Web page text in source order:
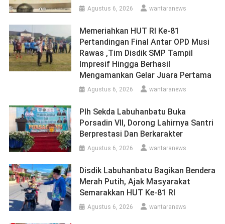
Agustus 6, 2026 wantaranews
Memeriahkan HUT RI Ke-81
Pertandingan Final Antar OPD Musi
Rawas ,Tim Disdik SMP Tampil
Impresif Hingga Berhasil
Mengamankan Gelar Juara Pertama
Agustus 6, 2026 wantaranews
Plh Sekda Labuhanbatu Buka
Porsadin VII, Dorong Lahirnya Santri
Berprestasi Dan Berkarakter
Agustus 6, 2026 wantaranews
Disdik Labuhanbatu Bagikan Bendera
Merah Putih, Ajak Masyarakat
Semarakkan HUT Ke-81 RI
Agustus 6, 2026 wantaranews